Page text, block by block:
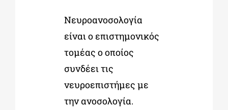
Νευροανοσολογία
είναι ο επιστημονικός
τομέας ο οποίος
συνδέει τις
νευροεπιστήμες με
την ανοσολογία.